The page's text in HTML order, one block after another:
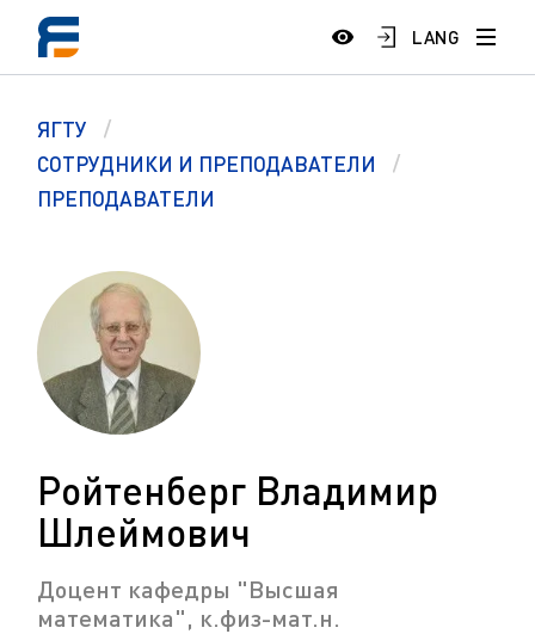
LANG
ЯГТУ
СОТРУДНИКИ И ПРЕПОДАВАТЕЛИ
ПРЕПОДАВАТЕЛИ
Ройтенберг Владимир
Шлеймович
Доцент кафедры "Высшая
математика", к.физ-мат.н.